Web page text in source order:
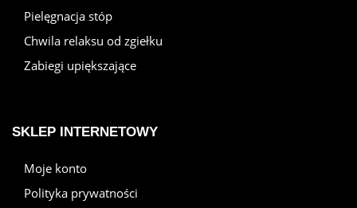
Pielęgnacja stóp
Chwila relaksu od zgiełku
Zabiegi upiększające
SKLEP INTERNETOWY
Moje konto
Polityka prywatności